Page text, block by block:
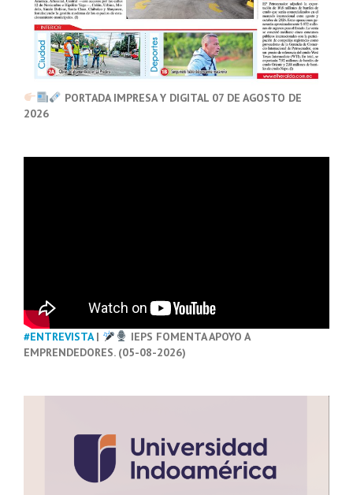
PORTADA IMPRESA Y DIGITAL 07 DE AGOSTO DE
2026
#ENTREVISTA|
IEPS FOMENTA APOYO A
EMPRENDEDORES. (05-08-2026)